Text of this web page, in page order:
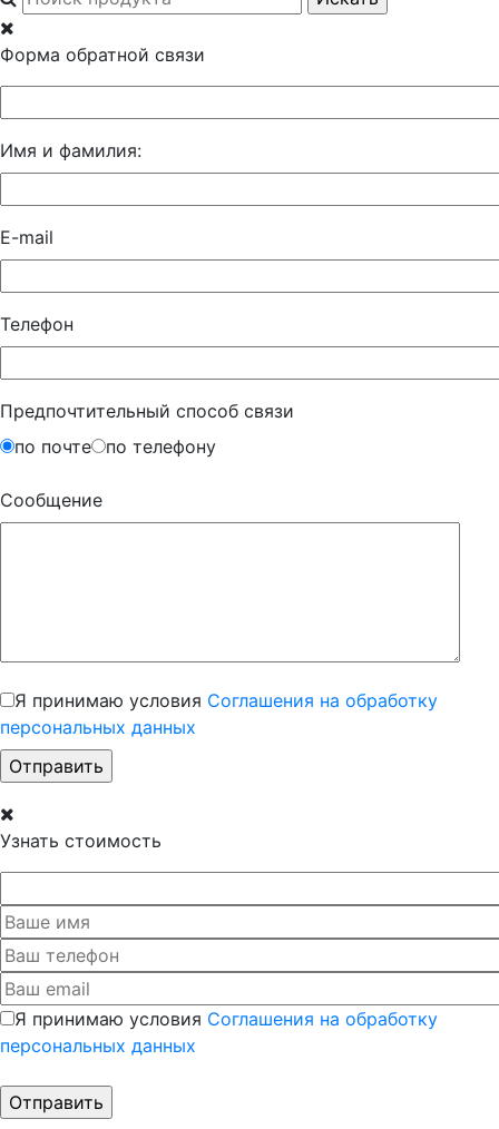
Форма обратной связи
Имя и фамилия:
E-mail
Телефон
Предпочтительный способ связи
по почте
по телефону
Сообщение
Я принимаю условия Соглашения на обработку
персональных данных
Узнать стоимость
Я принимаю условия Соглашения на обработку
персональных данных